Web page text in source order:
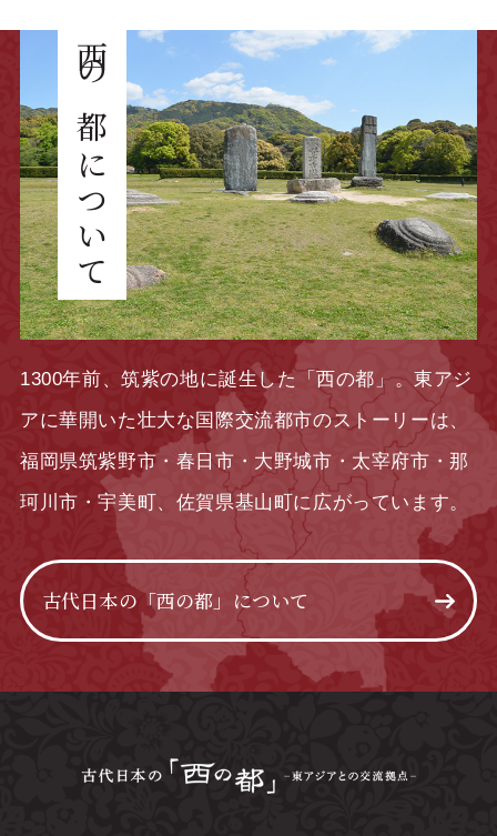
西の都について
1300年前、筑紫の地に誕生した「西の都」。東アジ
アに華開いた壮大な国際交流都市のストーリーは、
福岡県筑紫野市・春日市・大野城市・太宰府市・那
珂川市・宇美町、佐賀県基山町に広がっています。
古代日本の「西の都」について